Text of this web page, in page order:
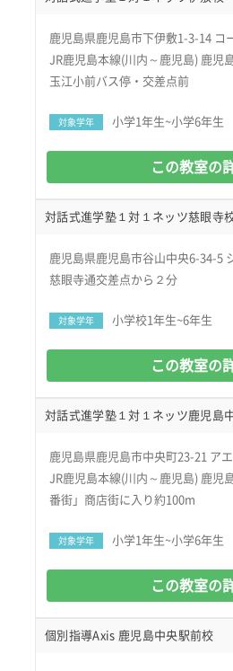
鹿児島県鹿児島市下伊敷1-3-14 コ
JR鹿児島本線(川内～鹿児島) 鹿児
玉江小前バス停・交差点前
対象学年 小学1年生~小学6年生
この教室の
対話式進学塾１対１ネッツ慈眼寺
鹿児島県鹿児島市谷山中央6-34-5
慈眼寺通交差点から２分
対象学年 小学校1年生~6年生
この教室の
対話式進学塾１対１ネッツ鹿児島
鹿児島県鹿児島市中央町23-21 ア
JR鹿児島本線(川内～鹿児島) 鹿児
番街」商店街に入り約100m
対象学年 小学1年生~小学6年生
この教室の
個別指導Axis 鹿児島中央駅前校